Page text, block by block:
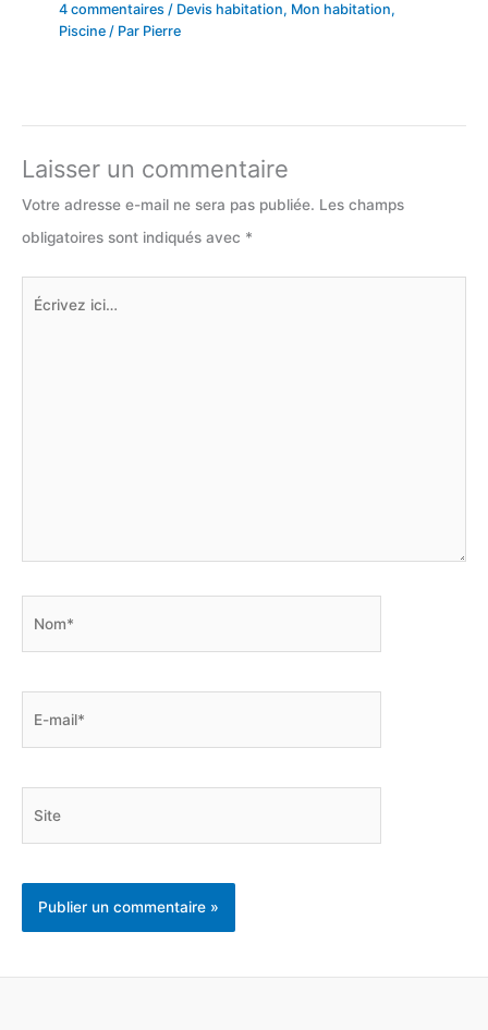
4 commentaires / Devis habitation, Mon habitation,
Piscine / Par Pierre
Laisser un commentaire
Votre adresse e-mail ne sera pas publiée. Les champs
obligatoires sont indiqués avec *